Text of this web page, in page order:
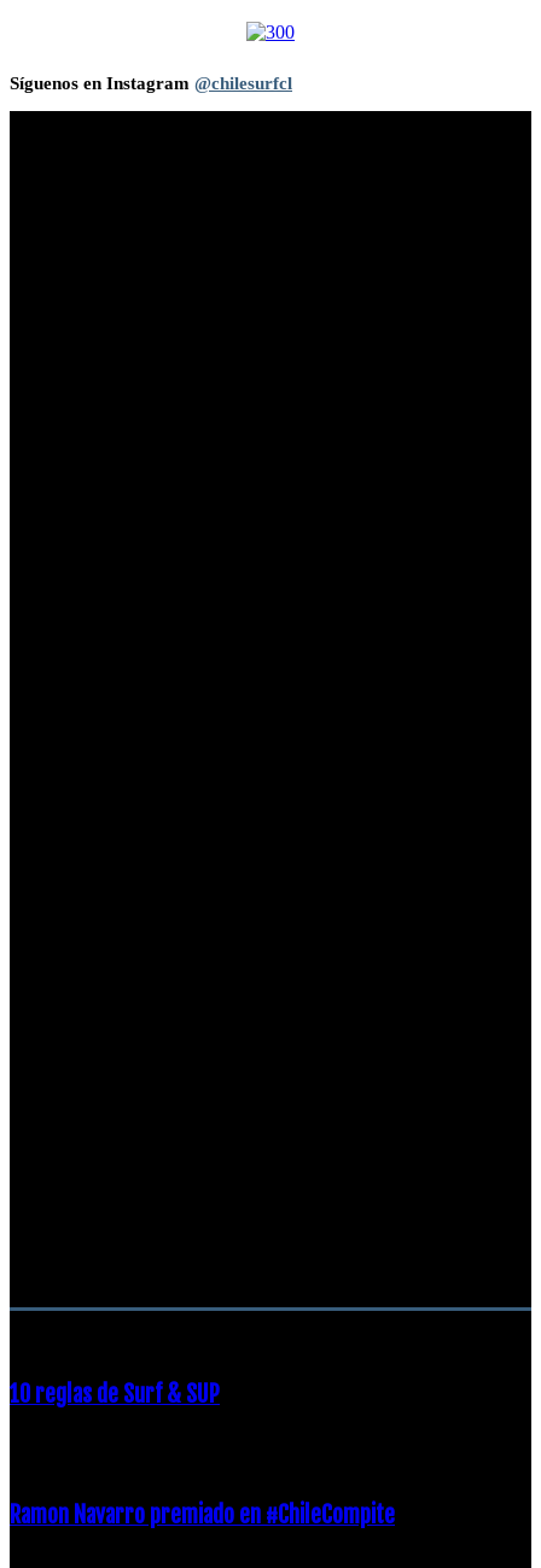
Síguenos en Instagram @chilesurfcl
10 reglas de Surf & SUP
Ramon Navarro premiado en #ChileCompite